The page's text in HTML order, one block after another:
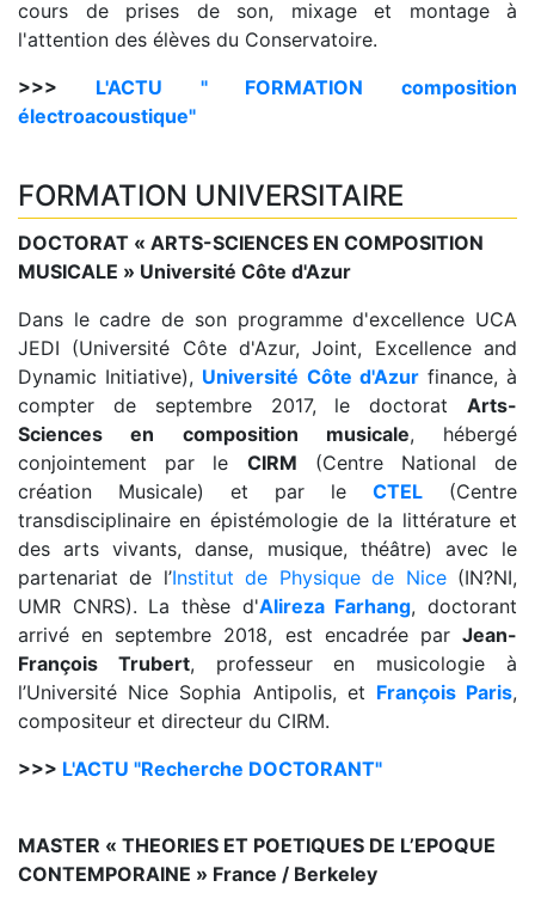
cours de prises de son, mixage et montage à
l'attention des élèves du Conservatoire.
>>> L'ACTU " FORMATION composition
électroacoustique"
FORMATION UNIVERSITAIRE
DOCTORAT « ARTS-SCIENCES EN COMPOSITION
MUSICALE » Université Côte d'Azur
Dans le cadre de son programme d'excellence UCA
JEDI (Université Côte d'Azur, Joint, Excellence and
Dynamic Initiative), Université Côte d'Azurfinance, à
compter de septembre 2017, le doctorat Arts-
Sciences en composition musicale, hébergé
conjointement par le CIRM (Centre National de
création Musicale) et par le CTEL (Centre
transdisciplinaire en épistémologie de la littérature et
des arts vivants, danse, musique, théâtre) avec le
partenariat de l’Institut de Physique de Nice(IN?NI,
UMR CNRS). La thèse d'Alireza Farhang, doctorant
arrivé en septembre 2018, est encadrée par Jean-
François Trubert, professeur en musicologie à
l’Université Nice Sophia Antipolis, et François Paris,
compositeur et directeur du CIRM.
>>> L'ACTU "Recherche DOCTORANT"
MASTER « THEORIES ET POETIQUES DE L’EPOQUE
CONTEMPORAINE » France / Berkeley